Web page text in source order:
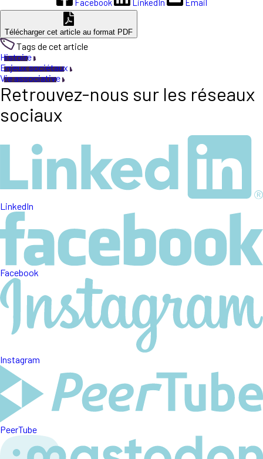
Facebook LinkedIn Email
Télécharger cet article au format PDF
Tags de cet article
Histoire
Enjeux sociétaux
Vie associative
Retrouvez-nous sur les réseaux
sociaux
LinkedIn
Facebook
Instagram
PeerTube